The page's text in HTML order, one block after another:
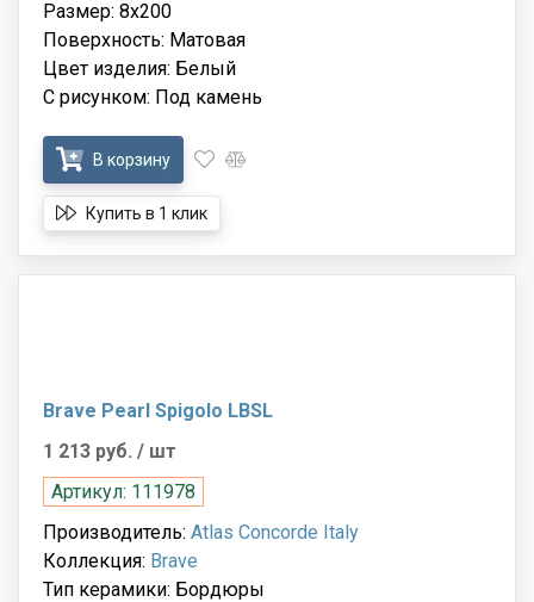
Размер: 8x200
Поверхность: Матовая
Цвет изделия: Белый
С рисунком: Под камень
В корзину
Купить в 1 клик
Brave Pearl Spigolo LBSL
1 213 руб. / шт
Артикул: 111978
Производитель: Atlas Concorde Italy
Коллекция: Brave
Тип керамики: Бордюры